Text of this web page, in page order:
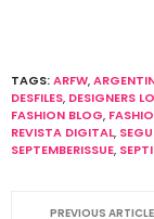
TAGS:ARFW,
DESFILES, DESIGNERS
FASHION BLOG,
REVISTA DIGITAL,
SEPTEMBERISSUE,
PREVIOUS ARTICLE